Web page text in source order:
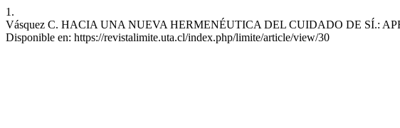
1.
Vásquez C. HACIA UNA NUEVA HERMENÉUTICA DEL CUIDADO DE SÍ.:
Disponible en: https://revistalimite.uta.cl/index.php/limite/article/view/30